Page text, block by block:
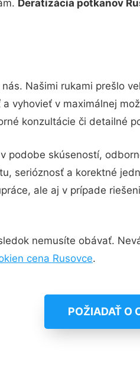
Deratizácia potkanov
Našimi rukami prešlo
vyhovieť v maximálnej
konzultácie či detailné
podobe skúseností,
serióznosť a korektné
ale aj v prípade
nemusíte obávať.
cena Rusovce.
POŽIADAŤ O